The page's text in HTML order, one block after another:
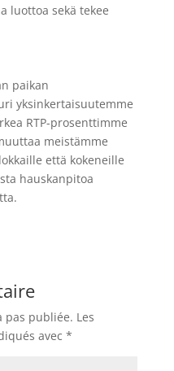
luottoa sekä tekee
paikan
yksinkertaisuutemme
RTP-prosenttimme
meistämme
että kokeneille
hauskanpitoa
pas publiée. Les
avec *